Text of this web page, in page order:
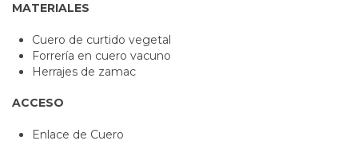
MATERIALES
Cuero de curtido vegetal
Forrería en cuero vacuno
Herrajes de zamac
ACCESO
Enlace de Cuero